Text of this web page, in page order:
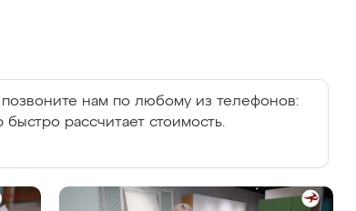
нам по любому из телефонов:
рассчитает стоимость.